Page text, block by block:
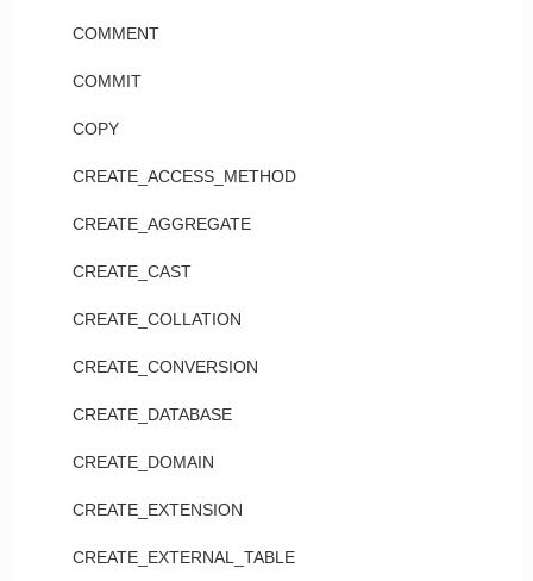
COMMENT
COMMIT
COPY
CREATE_ACCESS_METHOD
CREATE_AGGREGATE
CREATE_CAST
CREATE_COLLATION
CREATE_CONVERSION
CREATE_DATABASE
CREATE_DOMAIN
CREATE_EXTENSION
CREATE_EXTERNAL_TABLE